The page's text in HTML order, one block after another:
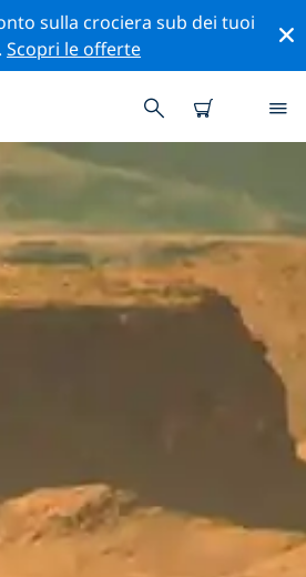
sulla crociera sub dei tuoi
Scopri le offerte